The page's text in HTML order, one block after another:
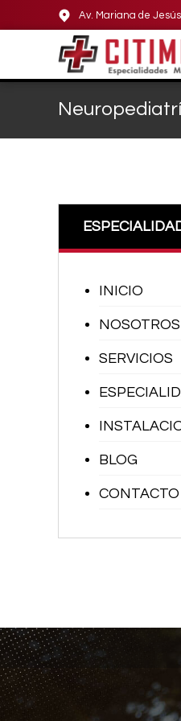
Av. Mariana de
INICIO
NOSOTROS
SERVICIOS
BLOG
CONTACTO